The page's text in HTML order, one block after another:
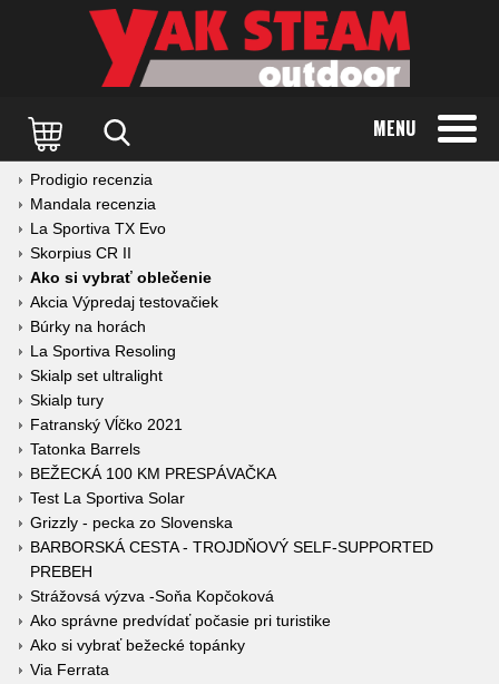
MENU
Prodigio recenzia
Mandala recenzia
La Sportiva TX Evo
Skorpius CR II
Ako si vybrať oblečenie
Akcia Výpredaj testovačiek
Búrky na horách
La Sportiva Resoling
Skialp set ultralight
Skialp tury
Fatranský Vĺčko 2021
Tatonka Barrels
BEŽECKÁ 100 KM PRESPÁVAČKA
Test La Sportiva Solar
Grizzly - pecka zo Slovenska
BARBORSKÁ CESTA - TROJDŇOVÝ SELF-SUPPORTED
PREBEH
Strážovsá výzva -Soňa Kopčoková
Ako správne predvídať počasie pri turistike
Ako si vybrať bežecké topánky
Via Ferrata